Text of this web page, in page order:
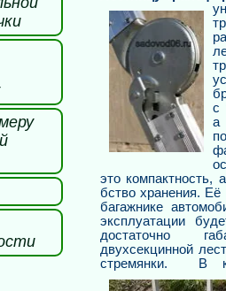
с
а
это компактность,
бство хранения.
багажнике
эксплуатации
достаточно
двухсекцинной
стремянки. В